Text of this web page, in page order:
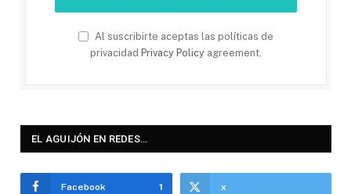
Al suscribirte aceptas las políticas de
privacidad Privacy Policy agreement.
EL AGUIJÓN EN REDES…
Facebook 1 x